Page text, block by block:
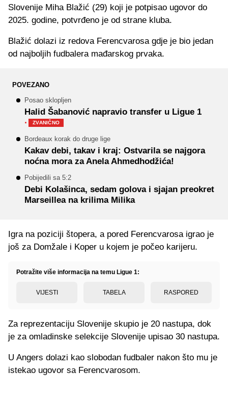
Slovenije Miha Blažić (29) koji je potpisao ugovor do
2025. godine, potvrđeno je od strane kluba.
Blažić dolazi iz redova Ferencvarosa gdje je bio jedan
od najboljih fudbalera mađarskog prvaka.
POVEZANO
Posao sklopljen
Halid Šabanović napravio transfer u Ligue 1
· ZVANIČNO
Bordeaux korak do druge lige
Kakav debi, takav i kraj: Ostvarila se najgora
noćna mora za Anela Ahmedhodžića!
Pobijedili sa 5:2
Debi Kolašinca, sedam golova i sjajan preokret
Marseillea na krilima Milika
Igra na poziciji štopera, a pored Ferencvarosa igrao je
još za Domžale i Koper u kojem je počeo karijeru.
Potražite više informacija na temu Ligue 1:
VIJESTI TABELA RASPORED
Za reprezentaciju Slovenije skupio je 20 nastupa, dok
je za omladinske selekcije Slovenije upisao 30 nastupa.
U Angers dolazi kao slobodan fudbaler nakon što mu je
istekao ugovor sa Ferencvarosom.